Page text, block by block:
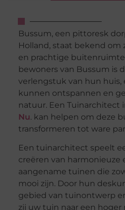
Bussum, een pittoresk
Holland, staat bekend
en prachtige
bewoners van Bussum is
verlengstuk van hun huis,
kunnen ontspannen en
natuur. Een Tuinarchitect
Nu. kan helpen om deze
transformeren tot ware
Een tuinarchitect speelt
creëren van harmonieuze
aangename tuinen die
mooi zijn. Door hun
gebied van tuinontwerp
zij uw tuin naar een hoger